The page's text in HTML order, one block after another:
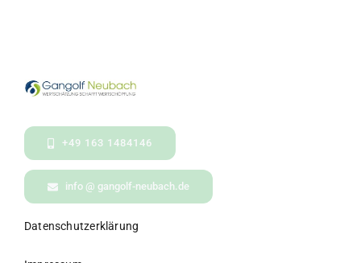
+49 163 1484146
info @ gangolf-neubach.de
Datenschutzerklärung